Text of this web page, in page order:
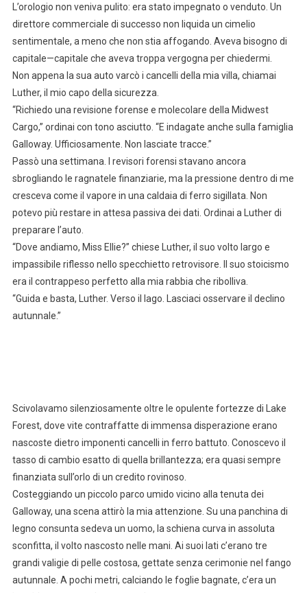
L’orologio non veniva pulito: era stato impegnato o venduto. Un
direttore commerciale di successo non liquida un cimelio
sentimentale, a meno che non stia affogando. Aveva bisogno di
capitale—capitale che aveva troppa vergogna per chiedermi.
Non appena la sua auto varcò i cancelli della mia villa, chiamai
Luther, il mio capo della sicurezza.
“Richiedo una revisione forense e molecolare della Midwest
Cargo,” ordinai con tono asciutto. “E indagate anche sulla famiglia
Galloway. Ufficiosamente. Non lasciate tracce.”
Passò una settimana. I revisori forensi stavano ancora
sbrogliando le ragnatele finanziarie, ma la pressione dentro di me
cresceva come il vapore in una caldaia di ferro sigillata. Non
potevo più restare in attesa passiva dei dati. Ordinai a Luther di
preparare l’auto.
“Dove andiamo, Miss Ellie?” chiese Luther, il suo volto largo e
impassibile riflesso nello specchietto retrovisore. Il suo stoicismo
era il contrappeso perfetto alla mia rabbia che ribolliva.
“Guida e basta, Luther. Verso il lago. Lasciaci osservare il declino
autunnale.”
Scivolavamo silenziosamente oltre le opulente fortezze di Lake
Forest, dove vite contraffatte di immensa disperazione erano
nascoste dietro imponenti cancelli in ferro battuto. Conoscevo il
tasso di cambio esatto di quella brillantezza; era quasi sempre
finanziata sull’orlo di un credito rovinoso.
Costeggiando un piccolo parco umido vicino alla tenuta dei
Galloway, una scena attirò la mia attenzione. Su una panchina di
legno consunta sedeva un uomo, la schiena curva in assoluta
sconfitta, il volto nascosto nelle mani. Ai suoi lati c’erano tre
grandi valigie di pelle costosa, gettate senza cerimonie nel fango
autunnale. A pochi metri, calciando le foglie bagnate, c’era un